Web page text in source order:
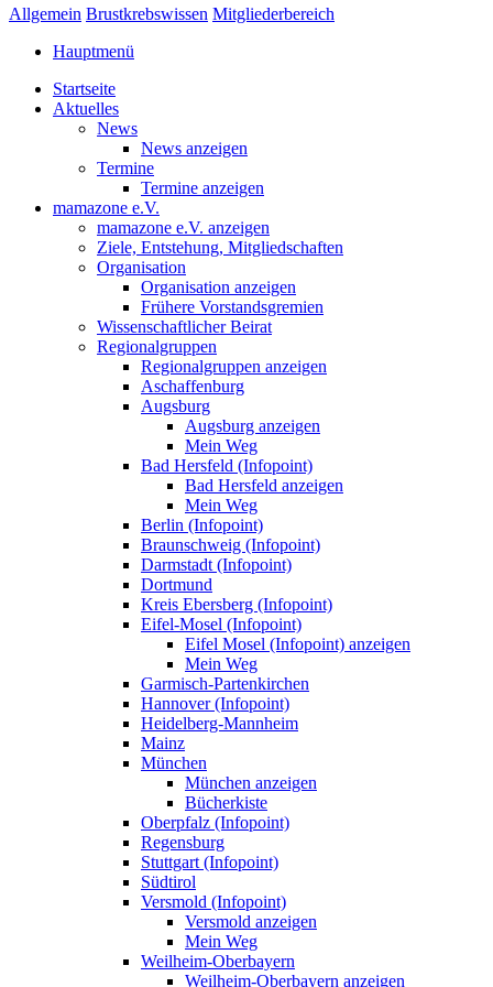
Allgemein Brustkrebswissen Mitgliederbereich
Hauptmenü
Startseite
Aktuelles
News
News anzeigen
Termine
Termine anzeigen
mamazone e.V.
mamazone e.V. anzeigen
Ziele, Entstehung, Mitgliedschaften
Organisation
Organisation anzeigen
Frühere Vorstandsgremien
Wissenschaftlicher Beirat
Regionalgruppen
Regionalgruppen anzeigen
Aschaffenburg
Augsburg
Augsburg anzeigen
Mein Weg
Bad Hersfeld (Infopoint)
Bad Hersfeld anzeigen
Mein Weg
Berlin (Infopoint)
Braunschweig (Infopoint)
Darmstadt (Infopoint)
Dortmund
Kreis Ebersberg (Infopoint)
Eifel-Mosel (Infopoint)
Eifel Mosel (Infopoint) anzeigen
Mein Weg
Garmisch-Partenkirchen
Hannover (Infopoint)
Heidelberg-Mannheim
Mainz
München
München anzeigen
Bücherkiste
Oberpfalz (Infopoint)
Regensburg
Stuttgart (Infopoint)
Südtirol
Versmold (Infopoint)
Versmold anzeigen
Mein Weg
Weilheim-Oberbayern
Weilheim-Oberbayern anzeigen